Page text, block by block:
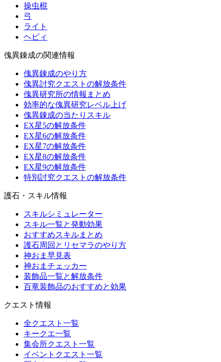
操虫棍
弓
ライト
ヘビィ
傀異錬成の関連情報
傀異錬成のやり方
傀異討究クエストの解放条件
傀異研究所の情報まとめ
効率的な傀異研究レベル上げ
傀異錬成の当たりスキル
EX星5の解放条件
EX星6の解放条件
EX星7の解放条件
EX星8の解放条件
EX星9の解放条件
特別討究クエストの解放条件
護石・スキル情報
スキルシミュレーター
スキル一覧と発動効果
おすすめスキルまとめ
護石周回とリセマラのやり方
神おま早見表
神おまチェッカー
装飾品一覧と解放条件
百竜装飾品のおすすめと効果
クエスト情報
全クエスト一覧
キークエ一覧
集会所クエスト一覧
イベントクエスト一覧